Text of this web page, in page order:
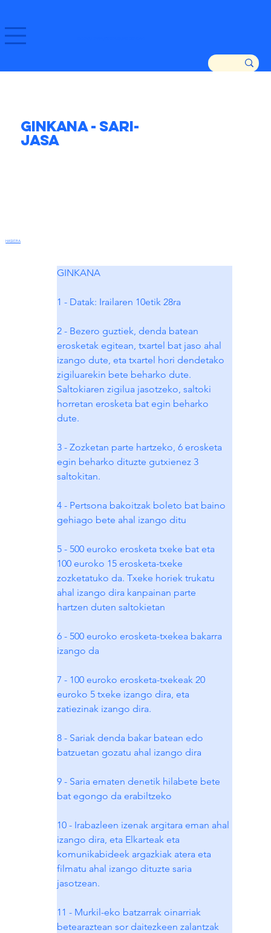
Ginkana - Sari-
Jasa
HASIERA
GINKANA
1 - Datak: Irailaren 10etik 28ra
2 - Bezero guztiek, denda batean
erosketak egitean, txartel bat jaso ahal
izango dute, eta txartel hori dendetako
zigiluarekin bete beharko dute.
Saltokiaren zigilua jasotzeko, saltoki
horretan erosketa bat egin beharko
dute.
3 - Zozketan parte hartzeko, 6 erosketa
egin beharko dituzte gutxienez 3
saltokitan.
4 - Pertsona bakoitzak boleto bat baino
gehiago bete ahal izango ditu
5 - 500 euroko erosketa txeke bat eta
100 euroko 15 erosketa-txeke
zozketatuko da. Txeke horiek trukatu
ahal izango dira kanpainan parte
hartzen duten saltokietan
6 - 500 euroko erosketa-txekea bakarra
izango da
7 - 100 euroko erosketa-txekeak 20
euroko 5 txeke izango dira, eta
zatiezinak izango dira.
8 - Sariak denda bakar batean edo
batzuetan gozatu ahal izango dira
9 - Saria ematen denetik hilabete bete
bat egongo da erabiltzeko
10 - Irabazleen izenak argitara eman ahal
izango dira, eta Elkarteak eta
komunikabideek argazkiak atera eta
filmatu ahal izango dituzte saria
jasotzean.
11 - Murkil-eko batzarrak oinarriak
betearaztean sor daitezkeen zalantzak